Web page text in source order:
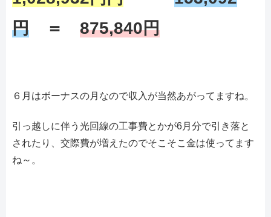
円 ＝ 875,840円
６月はボーナスの月なので収入が当然あがってますね。
引っ越しに伴う光回線の工事費とかが6月分で引き落と
されたり、交際費が増えたのでそこそこ金は使ってます
ね～。